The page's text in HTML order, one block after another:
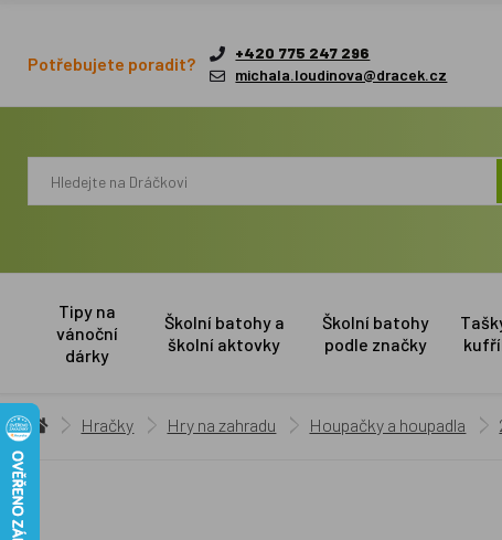
Potřebujete poradit?
+420 775 247 296
michala.loudinova@dracek.cz
Tipy na
vánoční
dárky
Školní batohy a
školní aktovky
Školní batohy
podle značky
Hračky Hry na zahradu Houpačky a houpadla